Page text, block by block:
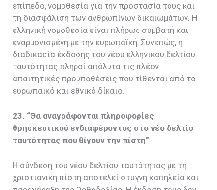
επίπεδο, νομοθεσία για την προστασία τους και
τη διασφάλιση των ανθρωπίνων δικαιωμάτων. Η
ελληνική νομοθεσία είναι πλήρως συμβατή και
εναρμονισμένη με την ευρωπαϊκή. Συνεπώς, η
διαδικασία έκδοσης του νέου ελληνικού δελτίου
ταυτότητας πληροί απόλυτα τις πλέον
απαιτητικές προϋποθέσεις που τίθενται από το
ευρωπαϊκό και εθνικό δίκαιο.
23. “Θα αναγράφονται πληροφορίες
θρησκευτικού ενδιαφέροντος στο νέο δελτίο
ταυτότητας που θίγουν την πίστη”
Η σύνδεση του νέου δελτίου ταυτότητας με τη
χριστιανική πίστη αποτελεί στυγνή καπηλεία και